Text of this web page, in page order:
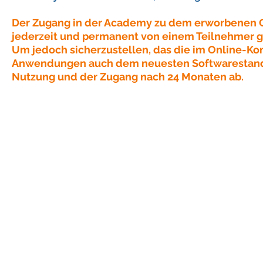
Der Zugang in der Academy zu dem
jederzeit und permanent von einem Teilnehmer
Um jedoch sicherzustellen, das die im Online-
Anwendungen auch dem neuesten
Nutzung und der Zugang nach 24 Monaten ab.